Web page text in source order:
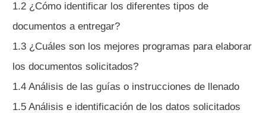
1.2 ¿Cómo identificar los diferentes tipos de
documentos a entregar?
1.3 ¿Cuáles son los mejores programas para elaborar
los documentos solicitados?
1.4 Análisis de las guías o instrucciones de llenado
1.5 Análisis e identificación de los datos solicitados